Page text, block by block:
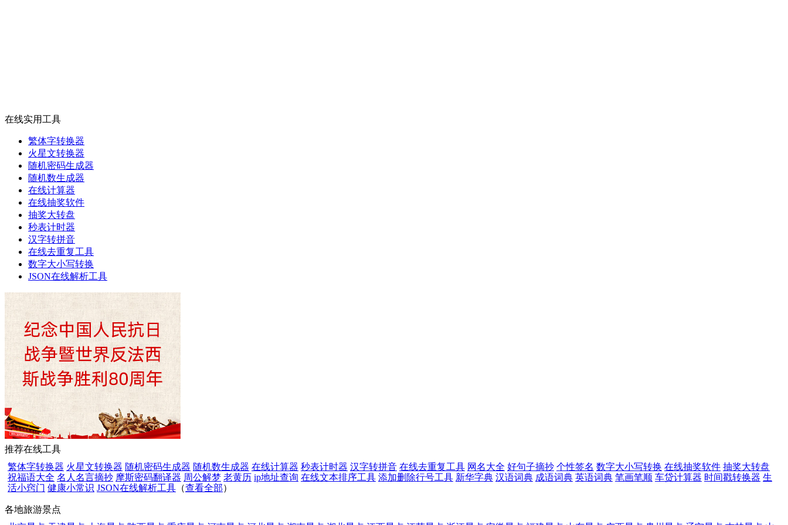
在线实用工具
繁体字转换器
火星文转换器
随机密码生成器
随机数生成器
在线计算器
在线抽奖软件
抽奖大转盘
秒表计时器
汉字转拼音
在线去重复工具
数字大小写转换
JSON在线解析工具
推荐在线工具
繁体字转换器 火星文转换器 随机密码生成器 随机数生成器 在线计算器 秒表计时器 汉字转拼音 在线去重复工具 网名大全 好句子摘抄 个性签名 数字大小写转换 在线抽奖软件 抽奖大转盘
祝福语大全 名人名言摘抄 摩斯密码翻译器 周公解梦 老黄历 ip地址查询 在线文本排序工具 添加删除行号工具 新华字典 汉语词典 成语词典 英语词典 笔画笔顺 车贷计算器 时间戳转换器 生
活小窍门 健康小常识 JSON在线解析工具 （查看全部）
各地旅游景点